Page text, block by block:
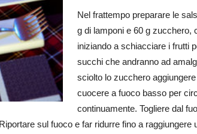
Nel frattempo preparare le
g di lamponi e 60 g zucchero,
iniziando a schiacciare i frutti
succhi che andranno ad
sciolto lo zucchero
cuocere a fuoco basso per
continuamente. Togliere dal
sul fuoco e far ridurre fino a raggiungere